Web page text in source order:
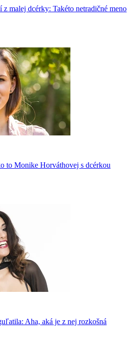
malej dcérky: Takéto netradičné meno
to Monike Horváthovej s dcérkou
Aha, aká je z nej rozkošná